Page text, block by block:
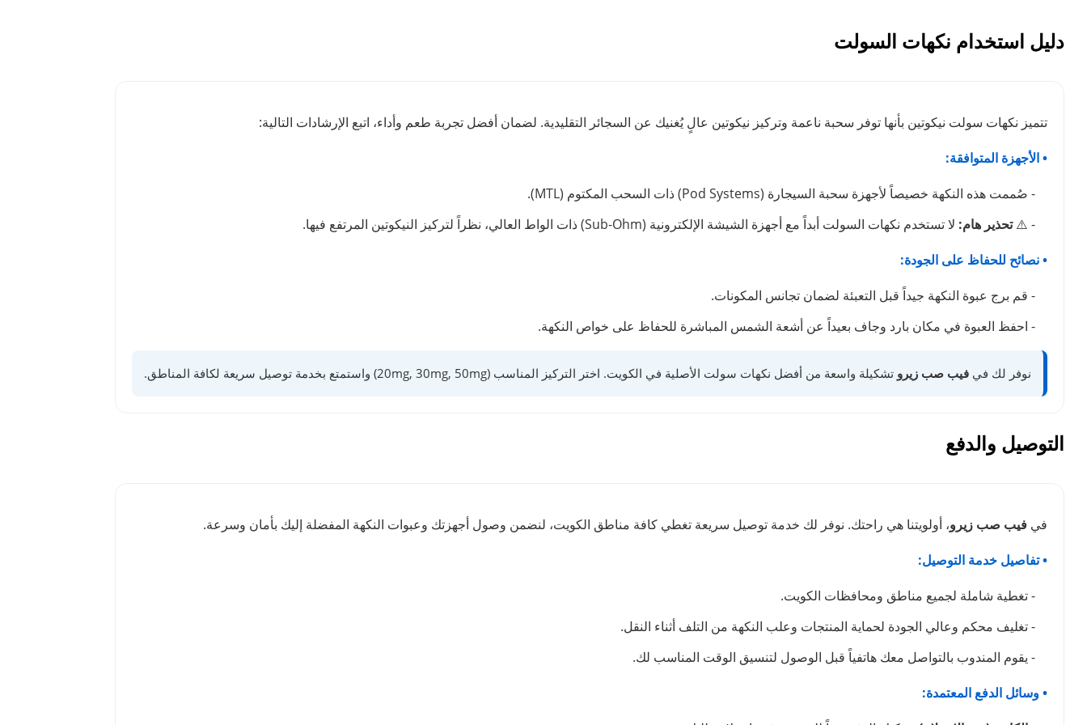
دليل استخدام نكهات السولت
تتميز نكهات سولت نيكوتين بأنها توفر سحبة ناعمة وتركيز نيكوتين عالٍ يُغنيك عن السجائر التقليدية. لضمان أفضل تجربة طعم وأداء، اتبع الإرشادات التالية:
• الأجهزة المتوافقة:
- صُممت هذه النكهة خصيصاً لأجهزة سحبة السيجارة (Pod Systems) ذات السحب المكتوم (MTL).
- ⚠️تحذير هام: لا تستخدم نكهات السولت أبداً مع أجهزة الشيشة الإلكترونية (Sub-Ohm) ذات الواط العالي، نظراً لتركيز النيكوتين المرتفع فيها.
• نصائح للحفاظ على الجودة:
- قم برج عبوة النكهة جيداً قبل التعبئة لضمان تجانس المكونات.
- احفظ العبوة في مكان بارد وجاف بعيداً عن أشعة الشمس المباشرة للحفاظ على خواص النكهة.
نوفر لك في فيب صب زيرو تشكيلة واسعة من أفضل نكهات سولت الأصلية في الكويت. اختر التركيز المناسب (20mg, 30mg, 50mg) واستمتع بخدمة توصيل سريعة لكافة المناطق.
التوصيل والدفع
في فيب صب زيرو، أولويتنا هي راحتك. نوفر لك خدمة توصيل سريعة تغطي كافة مناطق الكويت، لنضمن وصول أجهزتك وعبوات النكهة المفضلة إليك بأمان وسرعة.
• تفاصيل خدمة التوصيل:
- تغطية شاملة لجميع مناطق ومحافظات الكويت.
- تغليف محكم وعالي الجودة لحماية المنتجات وعلب النكهة من التلف أثناء النقل.
- يقوم المندوب بالتواصل معك هاتفياً قبل الوصول لتنسيق الوقت المناسب لك.
• وسائل الدفع المعتمدة: